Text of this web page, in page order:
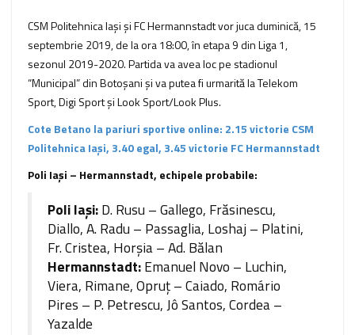
CSM Politehnica Iași şi FC Hermannstadt vor juca duminică, 15
septembrie 2019, de la ora 18:00, în etapa 9 din Liga 1,
sezonul 2019-2020. Partida va avea loc pe stadionul
“Municipal” din Botoșani şi va putea fi urmarită la Telekom
Sport, Digi Sport şi Look Sport/Look Plus.
Cote Betano la pariuri sportive online: 2.15 victorie CSM
Politehnica Iași, 3.40 egal, 3.45 victorie FC Hermannstadt
Poli Iași – Hermannstadt, echipele probabile:
Poli Iași:D. Rusu – Gallego, Frăsinescu,
Diallo, A. Radu – Passaglia, Loshaj – Platini,
Fr. Cristea, Horşia – Ad. Bălan
Hermannstadt:Emanuel Novo – Luchin,
Viera, Rimane, Opruţ – Caiado, Romário
Pires – P. Petrescu, Jô Santos, Cordea –
Yazalde